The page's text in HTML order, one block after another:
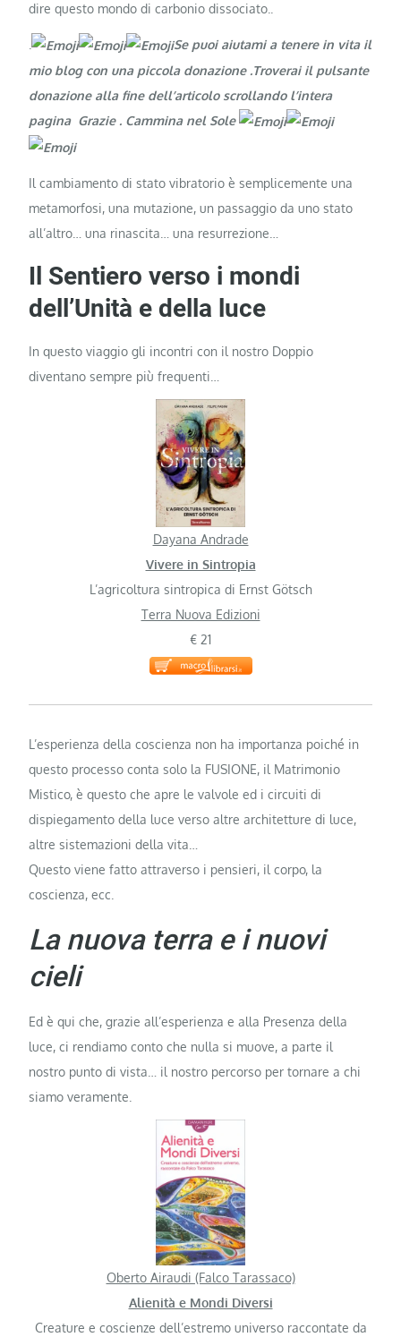
dire questo mondo di carbonio dissociato..
.
Se puoi aiutami a tenere in vita il
mio blog con una piccola donazione .Troverai il pulsante
donazione alla fine dell’articolo scrollando l’intera
pagina Grazie. Cammina nel Sole
Il cambiamento di stato vibratorio è semplicemente una
metamorfosi, una mutazione, un passaggio da uno stato
all’altro… una rinascita… una resurrezione…
Il Sentiero verso i mondi
dell’Unità e della luce
In questo viaggio gli incontri con il nostro Doppio
diventano sempre più frequenti…
Dayana Andrade
Vivere in Sintropia
L’agricoltura sintropica di Ernst Götsch
Terra Nuova Edizioni
€ 21
L’esperienza della coscienza non ha importanza poiché in
questo processo conta solo la FUSIONE, il Matrimonio
Mistico, è questo che apre le valvole ed i circuiti di
dispiegamento della luce verso altre architetture di luce,
altre sistemazioni della vita…
Questo viene fatto attraverso i pensieri, il corpo, la
coscienza, ecc.
La nuova terra e i nuovi
cieli
Ed è qui che, grazie all’esperienza e alla Presenza della
luce, ci rendiamo conto che nulla si muove, a parte il
nostro punto di vista… il nostro percorso per tornare a chi
siamo veramente.
Oberto Airaudi (Falco Tarassaco)
Alienità e Mondi Diversi
Creature e coscienze dell’estremo universo raccontate da